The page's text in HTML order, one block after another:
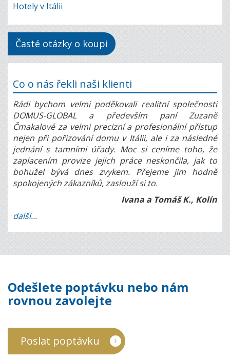
Hotely v Itálii
Časté otázky o koupi
Co o nás řekli naši klienti
Rádi bychom velmi poděkovali realitní společnosti
DOMUS-GLOBAL a především paní Zuzaně
Čmakalové za velmi precizní a profesionální přístup
nejen při pořizování domu v Itálii, ale i za následné
jednání s tamními úřady. Moc si ceníme toho, že
zaplacením provize jejich práce neskončila, jak to
bohužel bývá dnes zvykem. Přejeme jim hodně
spokojených zákazníků, zaslouží si to.
Ivana a Tomáš K., Kolín
další...
Odešlete poptávku nebo nám
rovnou zavolejte
Poslat poptávku